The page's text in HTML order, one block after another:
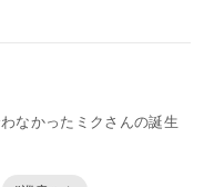
なかったミクさんの誕生